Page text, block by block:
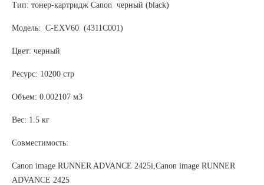
Тип: тонер-картридж Canon черный (black)
Модель: C-EXV60 (4311C001)
Цвет: черный
Ресурс: 10200 стр
Объем: 0.002107 м3
Вес: 1.5 кг
Совместимость:
Canon image RUNNER ADVANCE 2425i,Canon image RUNNER
ADVANCE 2425